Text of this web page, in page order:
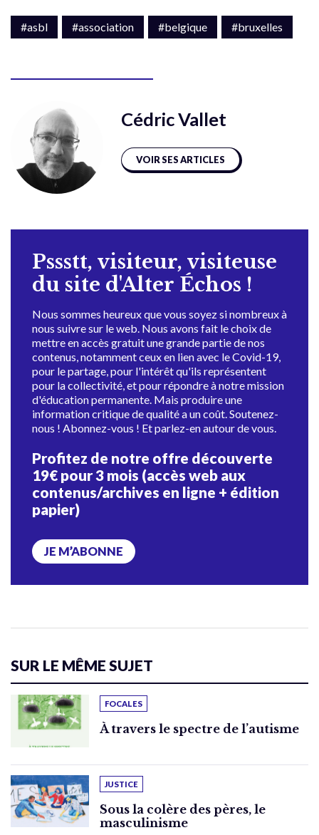
#asbl #association #belgique #bruxelles
Cédric Vallet
VOIR SES ARTICLES
Pssstt, visiteur, visiteuse
du site d'Alter Échos !
Nous sommes heureux que vous soyez si nombreux à
nous suivre sur le web. Nous avons fait le choix de
mettre en accès gratuit une grande partie de nos
contenus, notamment ceux en lien avec le Covid-19,
pour le partage, pour l'intérêt qu'ils représentent
pour la collectivité, et pour répondre à notre mission
d'éducation permanente. Mais produire une
information critique de qualité a un coût. Soutenez-
nous ! Abonnez-vous ! Et parlez-en autour de vous.
Profitez de notre offre découverte
19€ pour 3 mois (accès web aux
contenus/archives en ligne + édition
papier)
JE M’ABONNE
SUR LE MÊME SUJET
FOCALES
À travers le spectre de l’autisme
JUSTICE
Sous la colère des pères, le
masculinisme